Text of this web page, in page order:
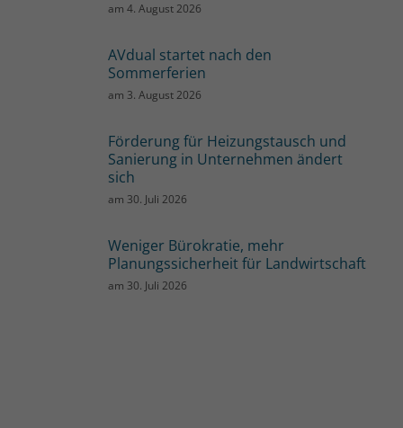
am4. August 2026
AVdual startet nach den
Sommerferien
am 3. August 2026
Förderung für Heizungstausch und
Sanierung in Unternehmen ändert
sich
am 30. Juli 2026
Weniger Bürokratie, mehr
Planungssicherheit für Landwirtschaft
am 30. Juli 2026